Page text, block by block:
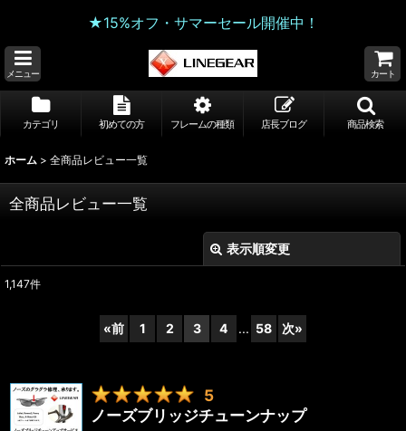
★15%オフ・サマーセール開催中！
メニュー カート
カテゴリ 初めての方 フレームの種類 店長ブログ 商品検索
ホーム > 全商品レビュー一覧
全商品レビュー一覧
表示順変更
画像:
1,147件
«前 1 2 3 4 ... 58 次»
5
ノーズブリッジチューンナップ